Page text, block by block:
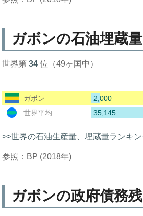
ガボンの石油埋蔵量
世界第34 位（49ヶ国中）
ガボン
2,000
世界平均
35,145
>>世界の石油生産量、埋蔵量ランキ
参照：BP (2018年)
ガボンの政府債務